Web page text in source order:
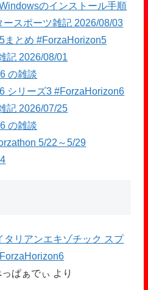
のインストール手順
ースポーツ雑記 2026/08/03
まとめ #ForzaHorizon5
記 2026/08/01
の雑談
シリーズ3 #ForzaHorizon6
記 2026/07/25
の雑談
5/22～5/29
タリアンエキゾチック スプ
っぱぁでぃ より